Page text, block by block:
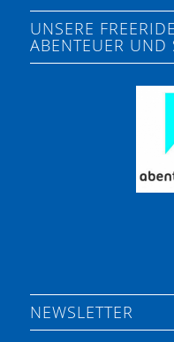
UNSERE
ABENTEUER UND
NEWSLETTER